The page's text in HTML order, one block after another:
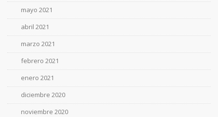
mayo 2021
abril 2021
marzo 2021
febrero 2021
enero 2021
diciembre 2020
noviembre 2020